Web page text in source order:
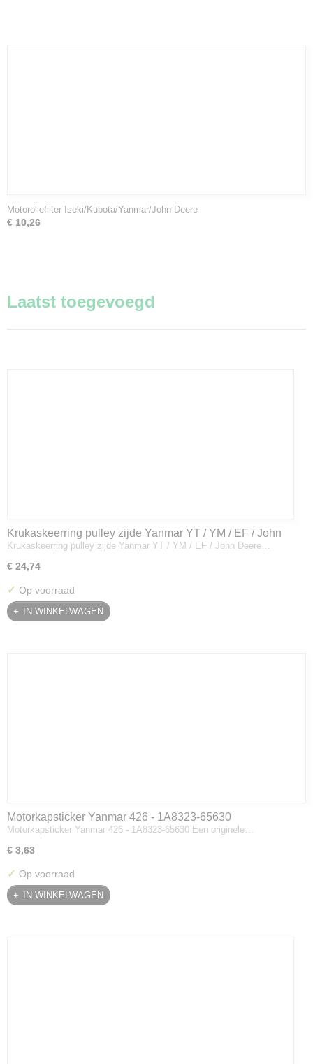
Motoroliefilter Iseki/Kubota/Yanmar/John Deere
€ 10,26
Laatst toegevoegd
Krukaskeerring pulley zijde Yanmar YT / YM / EF / John
Deere - 119934-01800
Krukaskeerring pulley zijde Yanmar YT / YM / EF / John Deere…
€ 24,74
✓ Op voorraad
IN WINKELWAGEN
Motorkapsticker Yanmar 426 - 1A8323-65630
Motorkapsticker Yanmar 426 - 1A8323-65630 Een originele…
€ 3,63
✓ Op voorraad
IN WINKELWAGEN